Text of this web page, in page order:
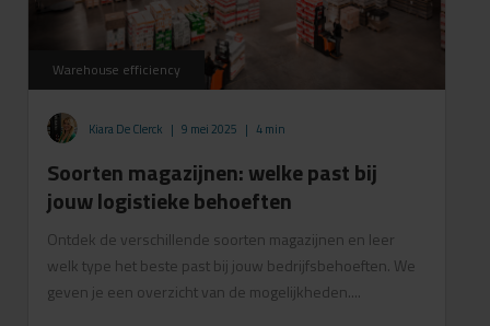
Warehouse efficiency
Kiara De Clerck | 9 mei 2025 | 4 min
Soorten magazijnen: welke past bij
jouw logistieke behoeften
Ontdek de verschillende soorten magazijnen en leer
welk type het beste past bij jouw bedrijfsbehoeften. We
geven je een overzicht van de mogelijkheden....